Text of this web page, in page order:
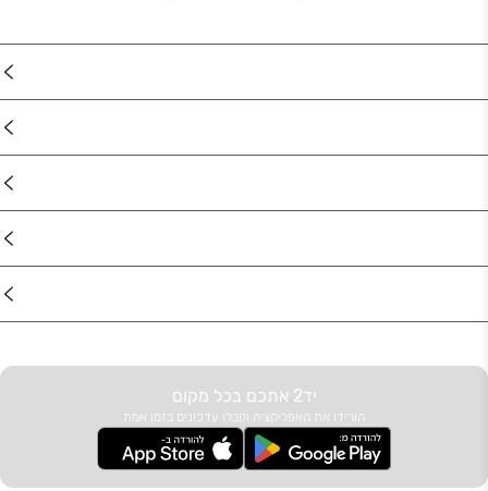
יד2 אתכם בכל מקום
הורידו את האפליקציה וקבלו עדכונים בזמן אמת